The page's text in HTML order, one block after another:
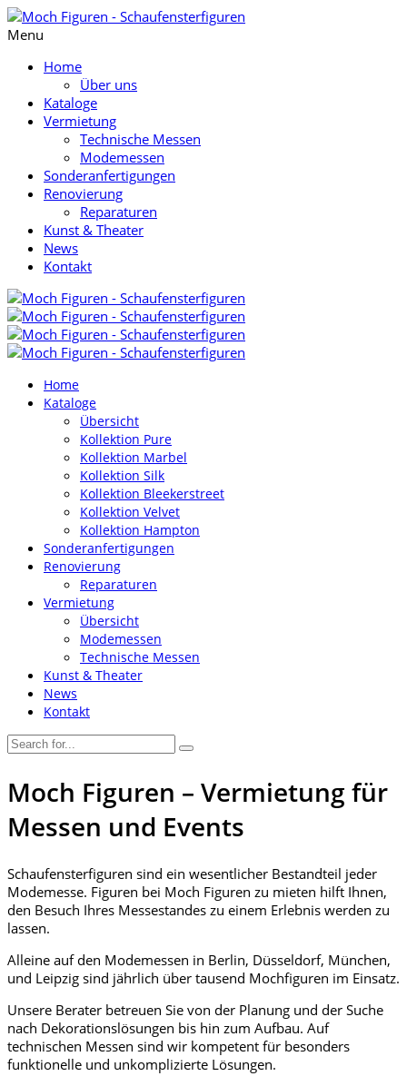
Menu
Home
Über uns
Kataloge
Vermietung
Technische Messen
Modemessen
Sonderanfertigungen
Renovierung
Reparaturen
Kunst & Theater
News
Kontakt
Home
Kataloge
Übersicht
Kollektion Pure
Kollektion Marbel
Kollektion Silk
Kollektion Bleekerstreet
Kollektion Velvet
Kollektion Hampton
Sonderanfertigungen
Renovierung
Reparaturen
Vermietung
Übersicht
Modemessen
Technische Messen
Kunst & Theater
News
Kontakt
Moch Figuren – Vermietung für
Messen und Events
Schaufensterfiguren sind ein wesentlicher Bestandteil jeder
Modemesse. Figuren bei Moch Figuren zu mieten hilft Ihnen,
den Besuch Ihres Messestandes zu einem Erlebnis werden zu
lassen.
Alleine auf den Modemessen in Berlin, Düsseldorf, München,
und Leipzig sind jährlich über tausend Mochfiguren im Einsatz.
Unsere Berater betreuen Sie von der Planung und der Suche
nach Dekorationslösungen bis hin zum Aufbau. Auf
technischen Messen sind wir kompetent für besonders
funktionelle und unkomplizierte Lösungen.